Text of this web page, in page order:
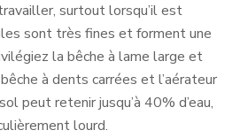
surtout lorsqu’il est
sont très fines et forment une
la bêche à lame large et
à dents carrées et l’aérateur
peut retenir jusqu’à 40% d’eau,
lourd.